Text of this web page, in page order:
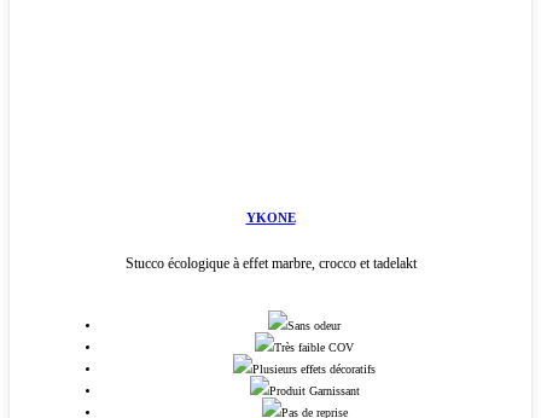
YKONE
Stucco écologique à effet marbre, crocco et tadelakt
Sans odeur
Très faible COV
Plusieurs effets décoratifs
Produit Garnissant
Pas de reprise